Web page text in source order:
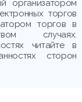
организатором
торгов
торгов в
случаях.
читайте в
сторон